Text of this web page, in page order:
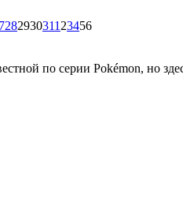
282930311 23456
по серии Pokémon, но